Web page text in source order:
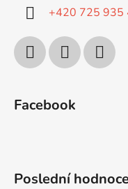
+420 725 935
Facebook
Poslední